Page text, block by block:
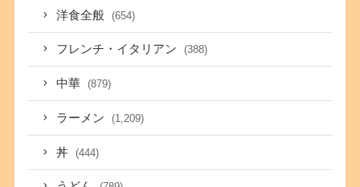
洋食全般 (654)
フレンチ・イタリアン (388)
中華 (879)
ラーメン (1,209)
丼 (444)